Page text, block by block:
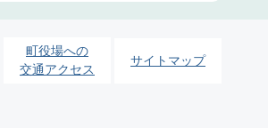
町役場への
交通アクセス
サイトマップ